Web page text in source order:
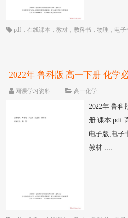
pdf ，在线课本 ，教材 ，教科书 ，物理 ， 电子
2022年 鲁科版 高一下册 化学
高清
网课学习资料 高一化学
2022年 鲁科
册 课本 pdf
电子版,电子
教材 ....